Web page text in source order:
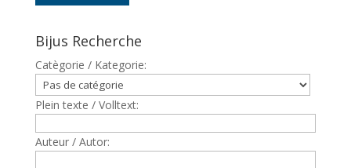
Bijus Recherche
Catègorie / Kategorie:
Plein texte / Volltext:
Auteur / Autor: